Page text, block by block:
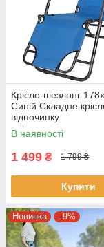
Крісло-шезлонг
Синій Складне
відпочинку
В наявності
1 499 ₴ 1 799 ₴
Купити
Новинка –9%